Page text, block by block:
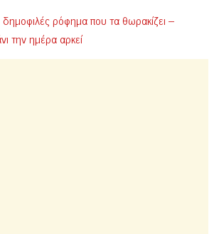
ρόφημα που τα θωρακίζει –
την ημέρα αρκεί